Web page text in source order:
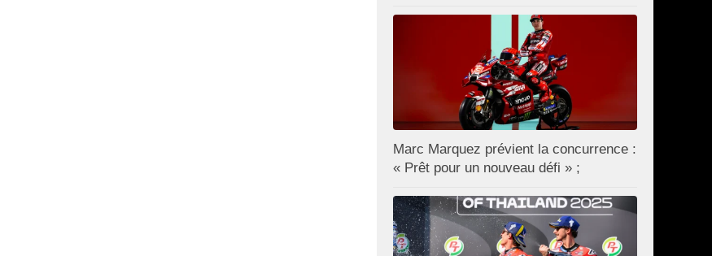
Marc Marquez prévient la concurrence :
« Prêt pour un nouveau défi » ;